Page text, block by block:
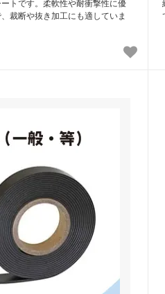
トです。柔軟性や耐衝撃性に優
裁断や抜き加工にも適していま